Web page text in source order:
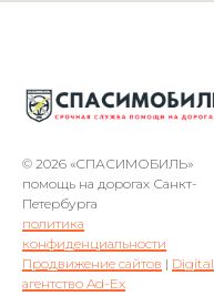
© 2026 «СПАСИМОБИЛЬ»
помощь на дорогах Санкт-
Петербурга
политика
конфиденциальности
Продвижение сайтов | Digital
агентство Ad-Ex